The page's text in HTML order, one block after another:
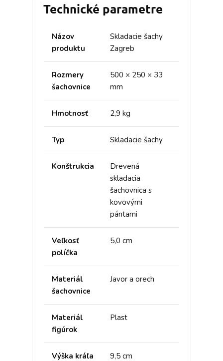
Technické parametre
Názov
produktu
Skladacie šachy
Zagreb
Rozmery
šachovnice
500 × 250 × 33
mm
Hmotnosť 2,9 kg
Typ Skladacie šachy
Konštrukcia
Drevená
skladacia
šachovnica s
kovovými
pántami
Veľkosť
políčka
5,0 cm
Materiál
šachovnice
Javor a orech
Materiál
figúrok
Plast
Výška kráľa 9,5 cm